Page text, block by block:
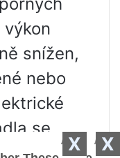
X
X
snížen,
nebo
se